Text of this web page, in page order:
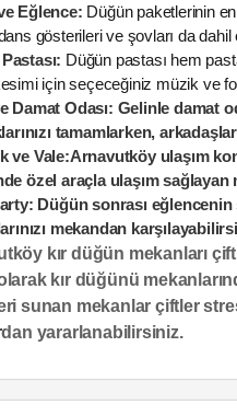
Eğlence: Düğün paketlerinin
gösterileri ve şovları da dahil
Düğün pastası hem
için seçeceğiniz müzik ve
Damat Odası: Gelinle damat
tamamlarken,
ve Vale:Arnavutköy ulaşım
özel araçla ulaşım
Düğün sonrası
mekandan
kır düğün mekanları
kır düğünü
sunan mekanlar çiftler
dan yararlanabilirsiniz.